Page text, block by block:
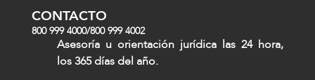
CONTACTO
800 999 4000/800 999 4002
Asesoría u orientación jurídica las 24 hora,
los 365 días del año.